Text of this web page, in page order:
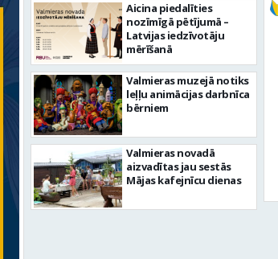
Aicina piedalīties
nozīmīgā pētījumā –
Latvijas iedzīvotāju
mērīšanā
Valmieras muzejā notiks
leļļu animācijas darbnīca
bērniem
Valmieras novadā
aizvadītas jau sestās
Mājas kafejnīcu dienas